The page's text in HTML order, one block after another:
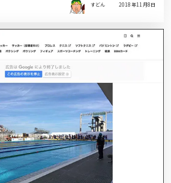
すどん 2018年11月8日